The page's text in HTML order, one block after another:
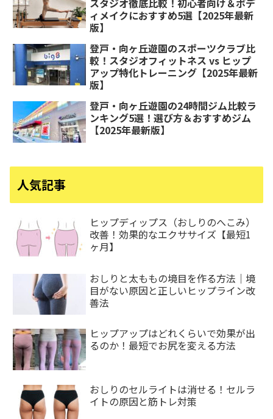
スタジオ徹底比較！初心者向け＆ボデ
ィメイクにおすすめ5選【2025年最新
版】
登戸・向ヶ丘遊園のスポーツクラブ比
較！スタジオフィットネス vs ヒップ
アップ特化トレーニング【2025年最新
版】
登戸・向ヶ丘遊園の24時間ジム比較ラ
ンキング5選！選び方＆おすすめジム
【2025年最新版】
人気記事
ヒップディップス（おしりのへこみ）
改善！効果的なエクササイズ【最短1
ヶ月】
おしりと太ももの境目を作る方法｜境
目がない原因と正しいヒップライン改
善法
ヒップアップはどれくらいで効果が出
るのか！最短でお尻を変える方法
おしりのセルライトは消せる！セルラ
イトの原因と筋トレ対策